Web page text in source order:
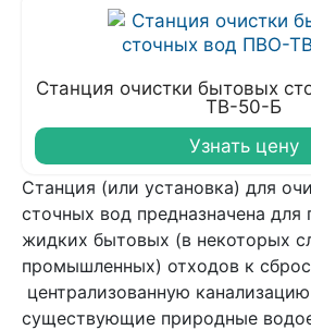
Станция очистки бытовых
ТВ-50-Б
Узнать цену
Станция (или установка) для
сточных вод предназначена для
жидких бытовых (в некоторых
промышленных) отходов к
централизованную
существующие природные